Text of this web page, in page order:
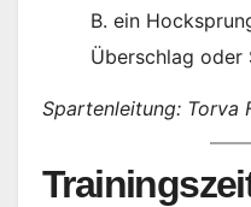
B. ein
Überschlag oder
Spartenleitung: Torva